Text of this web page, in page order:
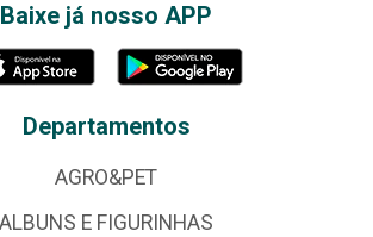
Baixe já nosso APP
Departamentos
AGRO&PET
ALBUNS E FIGURINHAS